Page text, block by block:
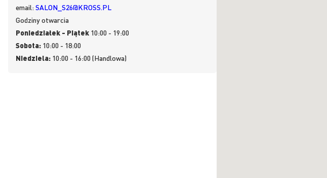
email:SALON_S26@KROSS.PL
Godziny otwarcia
Poniedziałek - Piątek 10:00 - 19:00
Sobota: 10:00 - 18:00
Niedziela: 10:00 - 16:00 (Handlowa)